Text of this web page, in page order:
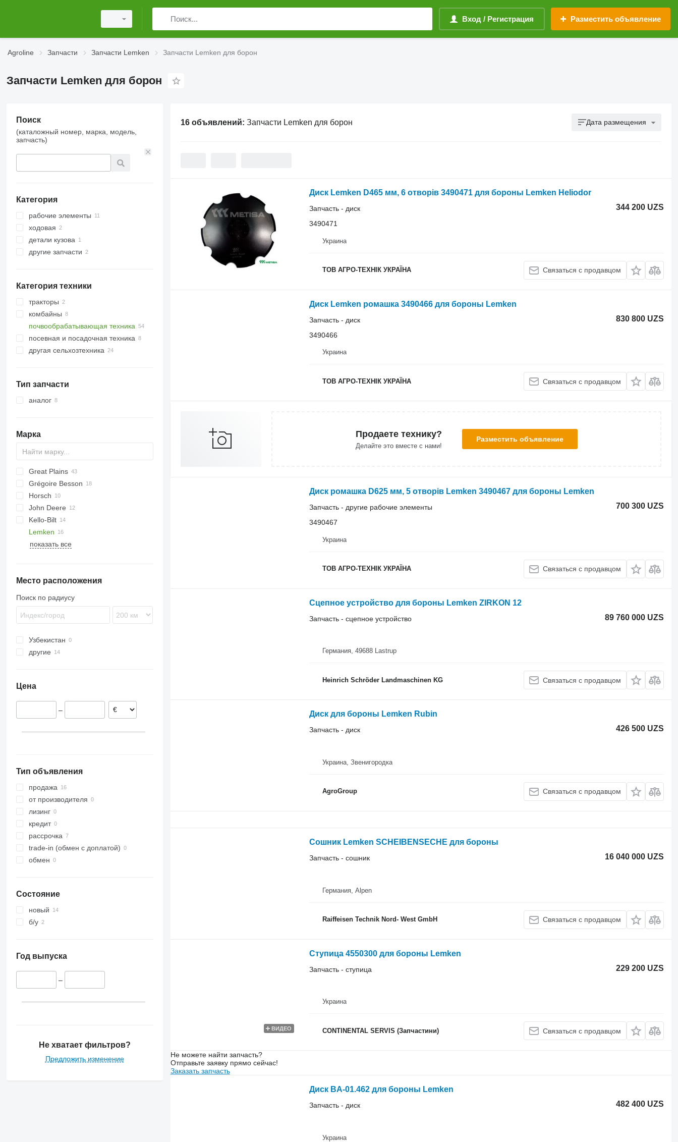
Вход / Регистрация Разместить объявление
Agroline Запчасти Запчасти Lemken Запчасти Lemken для борон
Запчасти Lemken для борон
Поиск
(каталожный номер, марка, модель,
запчасть)
Категория
рабочие элементы
диски
сошники
другие рабочие элементы
ходовая
ступицы
детали кузова
сцепные устройства
другие запчасти
Категория техники
тракторы
тракторы колесные
комбайны
почвообрабатывающая техника
бороны
культиваторы
посевная и посадочная техника
другая сельхозтехника
Тип запчасти
аналог
Марка
RMX
Great Plains
YP
Grégoire Besson
Horsch
Joker
Maestro
Tiger
John Deere
1590
Kello-Bilt
KNT
Lemken
Heliodor
Zirkon 12
TX
показать все
Место расположения
Поиск по радиусу
Узбекистан
другие
Цена
–
Тип объявления
продажа
от производителя
лизинг
кредит
рассрочка
trade-in (обмен с доплатой)
обмен
Состояние
новый
б/у
Год выпуска
–
Не хватает фильтров?
Предложить изменение
16 объявлений: Запчасти Lemken для борон Дата размещения
Диск Lemken D465 мм, 6 отворів 3490471 для бороны Lemken Heliodor
344 200 UZS
Запчасть - диск
3490471
Украина
ТОВ АГРО-ТЕХНІК УКРАЇНА Связаться с продавцом
Диск Lemken ромашка 3490466 для бороны Lemken
830 800 UZS
Запчасть - диск
3490466
Украина
ТОВ АГРО-ТЕХНІК УКРАЇНА Связаться с продавцом
Продаете технику?
Делайте это вместе с нами!
Разместить объявление
Диск ромашка D625 мм, 5 отворів Lemken 3490467 для бороны Lemken
700 300 UZS
Запчасть - другие рабочие элементы
3490467
Украина
ТОВ АГРО-ТЕХНІК УКРАЇНА Связаться с продавцом
Сцепное устройство для бороны Lemken ZIRKON 12
89 760 000 UZS
Запчасть - сцепное устройство
Германия, 49688 Lastrup
Heinrich Schröder Landmaschinen KG Связаться с продавцом
Диск для бороны Lemken Rubin
426 500 UZS
Запчасть - диск
Украина, Звенигородка
AgroGroup Связаться с продавцом
Сошник Lemken SCHEIBENSECHE для бороны
16 040 000 UZS
Запчасть - сошник
Германия, Alpen
Raiffeisen Technik Nord- West GmbH Связаться с продавцом
ВИДЕО
Ступица 4550300 для бороны Lemken
229 200 UZS
Запчасть - ступица
Украина
CONTINENTAL SERVIS (Запчастини) Связаться с продавцом
Не можете найти запчасть?
Отправьте заявку прямо сейчас!
Заказать запчасть
Диск BA-01.462 для бороны Lemken
482 400 UZS
Запчасть - диск
Украина